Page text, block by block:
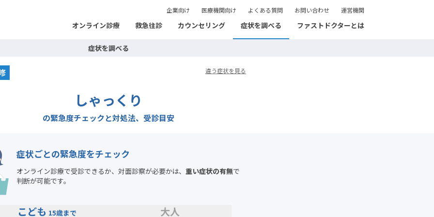
企業向け 医療機関向け よくある質問 お問い合わせ 運営機関
オンライン診療 救急往診 カウンセリング 症状を調べる ファストドクターとは
症状を調べる
違う症状を見る
しゃっくり
の緊急度チェックと対処法、受診目安
症状ごとの緊急度をチェック
オンライン診療で受診できるか、対面診察が必要かは、 重い症状の有無で
判断が可能です。
こども 15歳まで 大人